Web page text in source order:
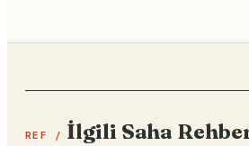
REF / İlgili Saha